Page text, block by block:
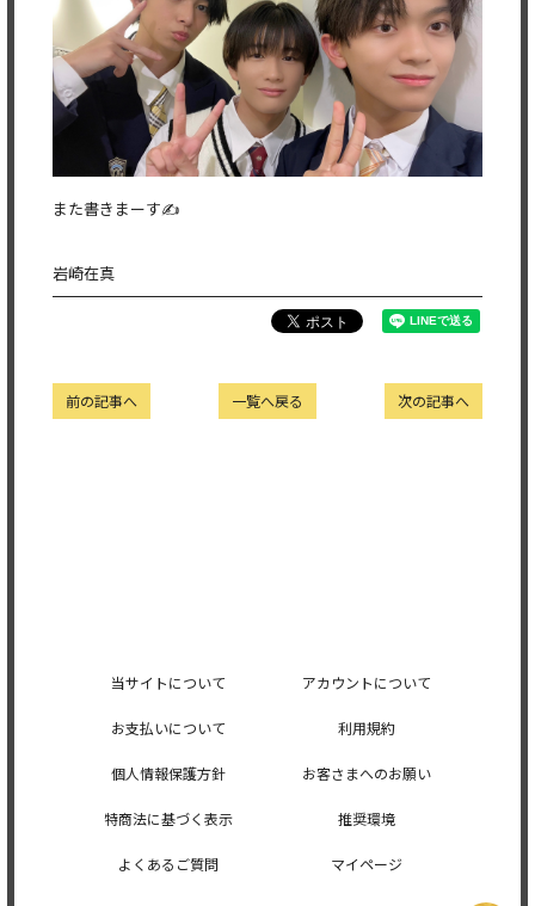
また書きまーす✍
岩崎在真
次の記事へ
一覧へ戻る
前の記事へ
当サイトについて アカウントについて
お支払いについて 利用規約
個人情報保護方針 お客さまへのお願い
特商法に基づく表示 推奨環境
よくあるご質問 マイページ